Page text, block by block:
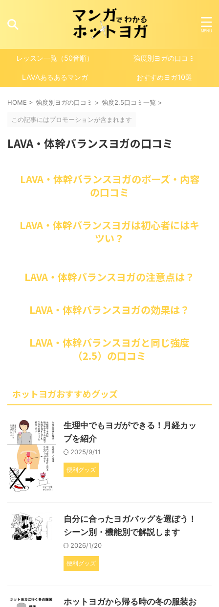
レッスン一覧（50音順） 強度別ヨガの口コミ
LAVAあるあるマンガ おすすめヨガ10選
HOME > 強度別ヨガの口コミ > 強度2.5口コミ一覧 >
この記事にはプロモーションが含まれます
LAVA・体幹バランスヨガの口コミ
LAVA・体幹バランスヨガのポーズ・内容
の口コミ
LAVA・体幹バランスヨガは初心者にはキ
ツい？
LAVA・体幹バランスヨガの注意点は？
LAVA・体幹バランスヨガの効果は？
LAVA・体幹バランスヨガと同じ強度
（2.5）の口コミ
ホットヨガおすすめグッズ
生理中でもヨガができる！月経カッ
プを紹介
2025/9/11
便利グッズ
自分に合ったヨガバッグを選ぼう！
シーン別・機能別で解説します
2026/1/20
便利グッズ
ホットヨガから帰る時の冬の服装お